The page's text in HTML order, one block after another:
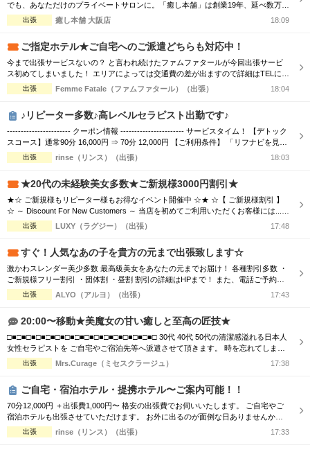
でも、あなただけのプライベートサロンに。「癒し本舗」は創業19年、延べ数万回
の実績を誇る出張専門店です。厳選されたセラピストが、ご自宅やホテルへ至福の
癒しをお届けします。 ■選べる5つの本格メニュー ・ボディケア：コリを芯から解
眠不足に ...
出張 癒し本舗 大阪店 18:09
ご指定ホテル★ご自宅へのご派遣どちらも対応中！
今まで出張サービスないの？ と言われ続けたファムファタールが今回出張サービ
ス初めてしまいました！ エリアによっては交通費の差が出ますので詳細はTELにて
お伝えさせて頂きます。 90分コース17000円 120分コース23000円 でのご案内☆
是非この機会に一度お電話お待ちしております
出張 Femme Fatale（ファムファタール）（出張） 18:04
♪リピーター多数♪高レベルセラピスト出勤です♪
----------------------- クーポン情報 ----------------------- サービスタイム！ 【デトック
スコース】通常90分 16,000円 ⇒ 70分 12,000円 【ご利用条件】 「リフナビを見
た」と言ってご予約いただいたお客様 ※指名料別途、エリア限定 お客様からのご
出張 rinse（リンス）（出張） 18:03
★20代の未経験美女多数★ご新規様3000円割引★
★☆ ご新規様もリピーター様もお得なイベント開催中 ☆★ ☆【 ご新規様割引 】
☆ ～ Discount For New Customers ～ 当店を初めてご利用いただくお客様には...
・初回限定で各コース総額より3,000円割引 ☆【 新人割 】☆ ～ New Face Therapi
st ～ NEW FACE マークの付いているセラピスト限定 ・各コース総額より3,000円
出張 LUXY（ラグジー）（出張） 17:48
すぐ！人気なあの子を貴方の元まで出張致します☆
激かわスレンダー美少多数 最高級美女をあなたの元までお届け！ 各種割引多数 ・
ご新規様フリー割引 ・団体割 ・昼割 割引の詳細はHPまで！ また、電話ご予約を
優先させて頂きますので、 ご予約の際はお電話をオススメ致します！ ご了承下さ
いませ☆
出張 ALYO（アルヨ）（出張） 17:43
20:00〜移動★美魔女の甘い癒しと至高の匠技★
□■□■□■□■□■□■□■□■□■□■□■□■□■□■□■□ 30代 40代 50代の清潔感溢れる日本人
女性セラピストを ご自宅やご宿泊先等へ派遣させて頂きます。 時を忘れてしまう
程の癒しと心のこもった おもてなしをお届けします。 □■□■□■□■□■□■□■□■□■□
■□■□■□■□■□■□ お客様の日々のお疲れやストレスを心身共に癒す為 優しさ・気
出張 Mrs.Curage（ミセスクラージュ） 17:38
ご自宅・宿泊ホテル・提携ホテル〜ご案内可能！！
70分12,000円 ＋出張費1,000円〜 格安の出張費でお伺いいたします。 ご自宅やご
宿泊ホテルも出張させていただけます。 お外に出るのが面倒な日ありませんか？
雨が降ってて濡れるのが嫌な日ありませんか？ 極秘オプションで五感全てお楽し
みください。
出張 rinse（リンス）（出張） 17:33